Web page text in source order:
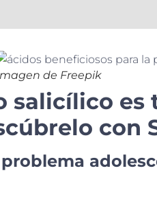
de Freepik
salicílico
con